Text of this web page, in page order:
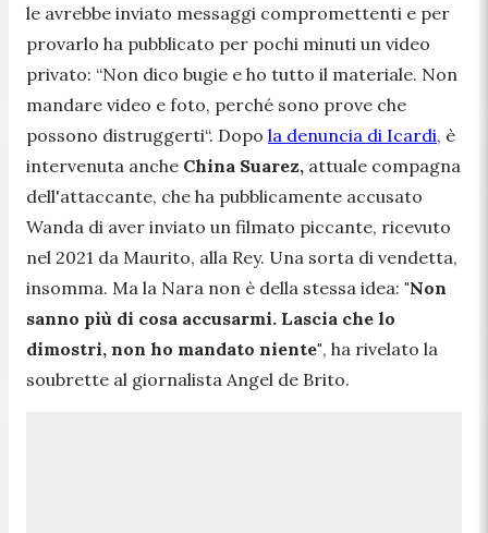
le avrebbe inviato messaggi compromettenti e per
provarlo ha pubblicato per pochi minuti un video
privato: “Non dico bugie e ho tutto il materiale. Non
mandare video e foto, perché sono prove che
possono distruggerti“. Dopo la denuncia di Icardi, è
intervenuta anche China Suarez, attuale compagna
dell'attaccante, che ha pubblicamente accusato
Wanda di aver inviato un filmato piccante, ricevuto
nel 2021 da Maurito, alla Rey. Una sorta di vendetta,
insomma. Ma la Nara non è della stessa idea: "Non
sanno più di cosa accusarmi. Lascia che lo
dimostri, non ho mandato niente", ha rivelato la
soubrette al giornalista Angel de Brito.